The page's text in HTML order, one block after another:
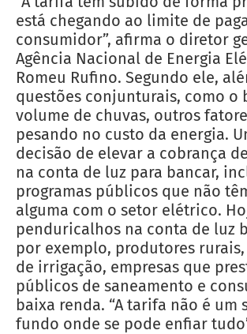
está chegando ao limite de
consumidor”, afirma o diretor
Agência Nacional de Energia
Romeu Rufino. Segundo ele,
questões conjunturais, como o
volume de chuvas, outros
pesando no custo da energia.
decisão de elevar a cobrança
na conta de luz para bancar,
programas públicos que não
alguma com o setor elétrico.
penduricalhos na conta de luz
por exemplo, produtores
de irrigação, empresas que
públicos de saneamento e
baixa renda. “A tarifa não é um
fundo onde se pode enfiar